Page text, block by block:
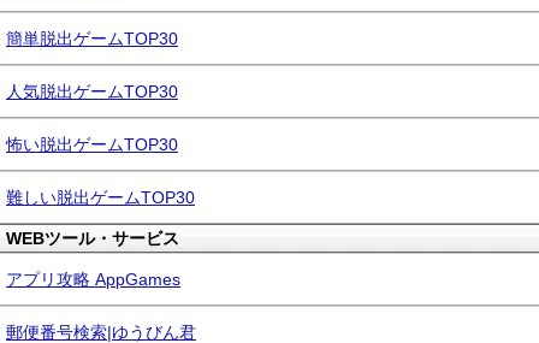
簡単脱出ゲームTOP30
人気脱出ゲームTOP30
怖い脱出ゲームTOP30
難しい脱出ゲームTOP30
WEBツール・サービス
アプリ攻略 AppGames
郵便番号検索|ゆうびん君